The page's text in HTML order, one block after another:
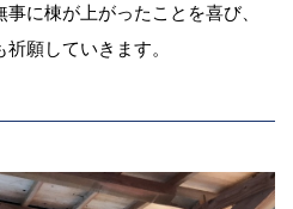
に棟が上がったことを喜び、
願していきます。